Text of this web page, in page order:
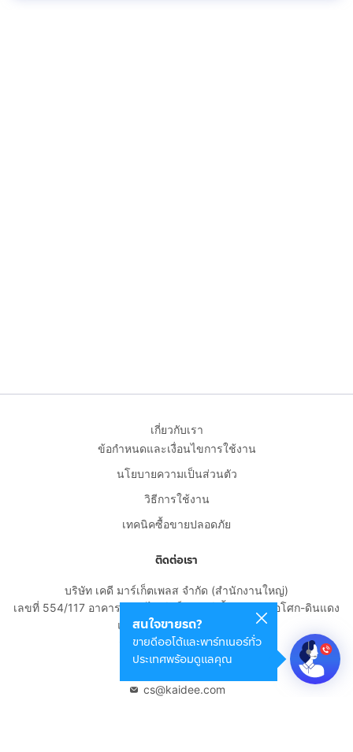
สนใจขายรถ?
ขายดีออโต้และพาร์ทเนอร์ทั่ว
ประเทศพร้อมดูแลคุณ
เกี่ยวกับเรา
ข้อกำหนดและเงื่อนไขการใช้งาน
นโยบายความเป็นส่วนตัว
วิธีการใช้งาน
เทคนิคซื้อขายปลอดภัย
ติดต่อเรา
บริษัท เคดี มาร์เก็ตเพลส จำกัด (สำนักงานใหญ่)
เลขที่ 554/117 อาคารสกายไนน์ เซ็นเตอร์ ชั้น 22 ถนนอโศก-ดินแดง
แขวงดินแดง เขตดินแดง
กรุงเทพมหานคร 10400
cs@kaidee.com